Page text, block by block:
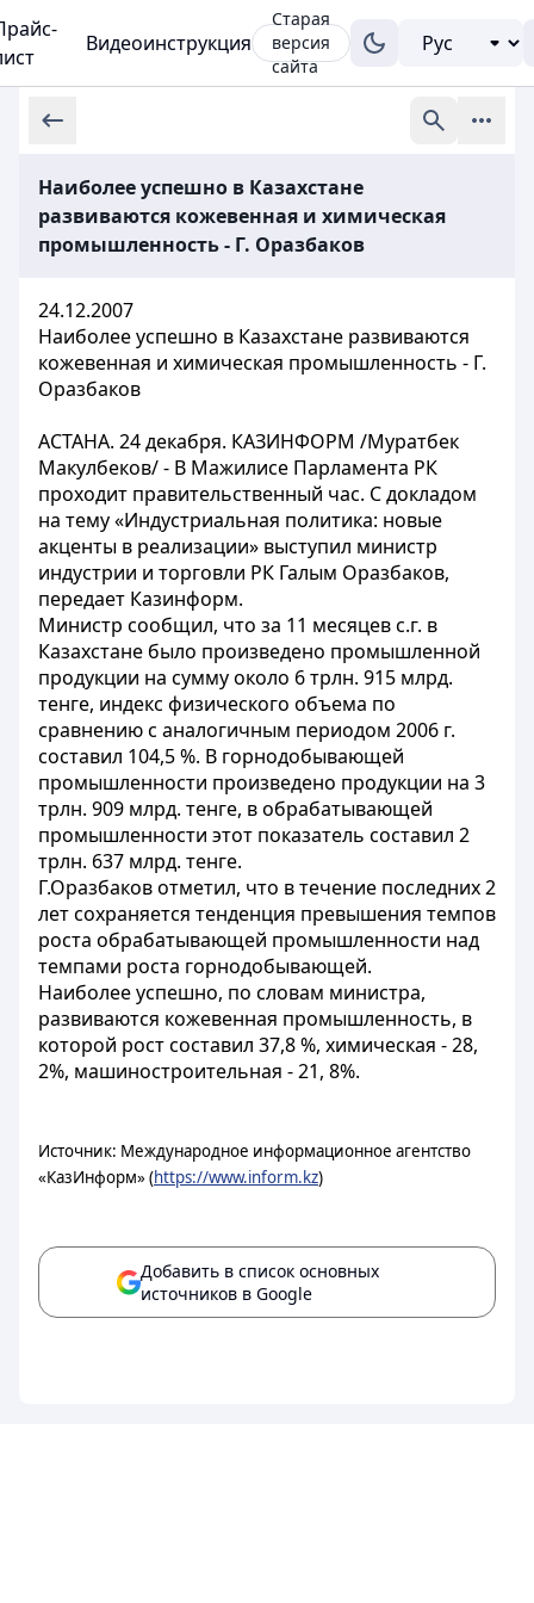
Видеоинструкция
Старая
версия
сайта
Наиболее успешно в Казахстане
развиваются кожевенная и химическая
промышленность - Г. Оразбаков
24.12.2007
Наиболее успешно в Казахстане развиваются
кожевенная и химическая промышленность - Г.
Оразбаков
АСТАНА. 24 декабря. КАЗИНФОРМ /Муратбек
Макулбеков/ - В Мажилисе Парламента РК
проходит правительственный час. С докладом
на тему «Индустриальная политика: новые
акценты в реализации» выступил министр
индустрии и торговли РК Галым Оразбаков,
передает Казинформ.
Министр сообщил, что за 11 месяцев с.г. в
Казахстане было произведено промышленной
продукции на сумму около 6 трлн. 915 млрд.
тенге, индекс физического объема по
сравнению с аналогичным периодом 2006 г.
составил 104,5 %. В горнодобывающей
промышленности произведено продукции на 3
трлн. 909 млрд. тенге, в обрабатывающей
промышленности этот показатель составил 2
трлн. 637 млрд. тенге.
Г.Оразбаков отметил, что в течение последних 2
лет сохраняется тенденция превышения темпов
роста обрабатывающей промышленности над
темпами роста горнодобывающей.
Наиболее успешно, по словам министра,
развиваются кожевенная промышленность, в
которой рост составил 37,8 %, химическая - 28,
2%, машиностроительная - 21, 8%.
Источник: Международное информационное агентство
«КазИнформ» (https://www.inform.kz)
Добавить в список основных
источников в Google